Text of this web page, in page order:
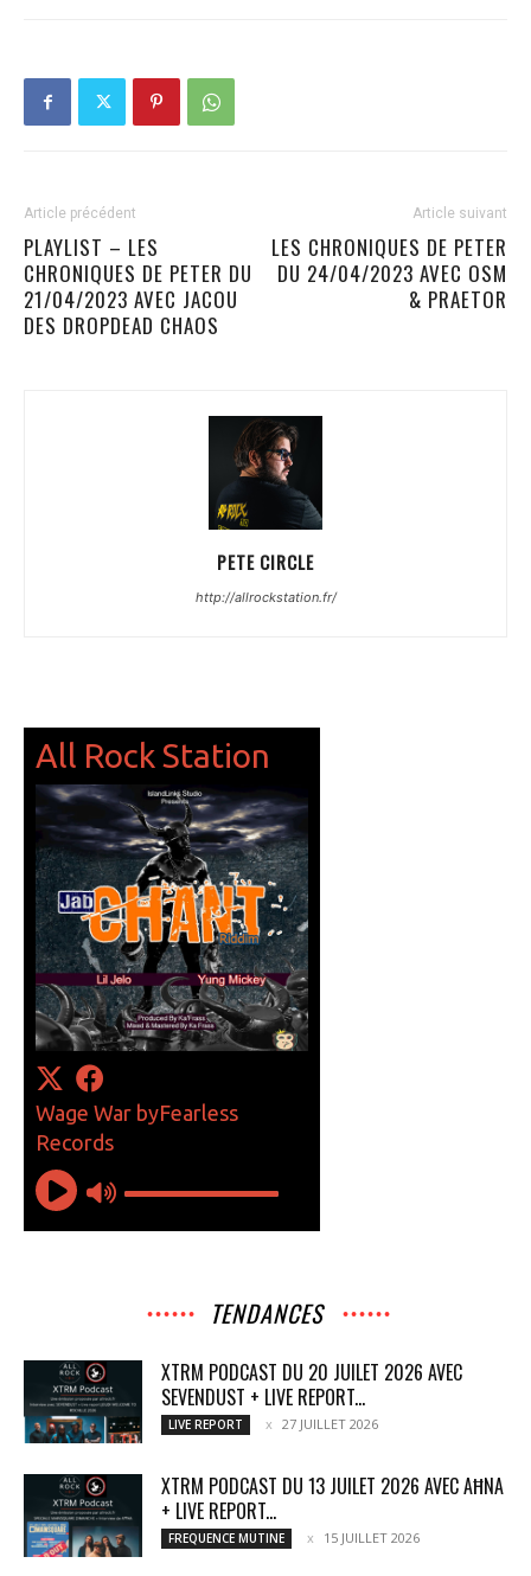
Article précédent
PLAYLIST – LES
CHRONIQUES DE PETER DU
21/04/2023 AVEC JACOU
DES DROPDEAD CHAOS
Article suivant
LES CHRONIQUES DE PETER
DU 24/04/2023 AVEC OSM
& PRAETOR
PETE CIRCLE
http://allrockstation.fr/
TENDANCES
XTRM PODCAST DU 20 JUILET 2026 AVEC
SEVENDUST + LIVE REPORT...
LIVE REPORT 27 JUILLET 2026
XTRM PODCAST DU 13 JUILET 2026 AVEC AĦNA
+ LIVE REPORT...
FREQUENCE MUTINE 15 JUILLET 2026